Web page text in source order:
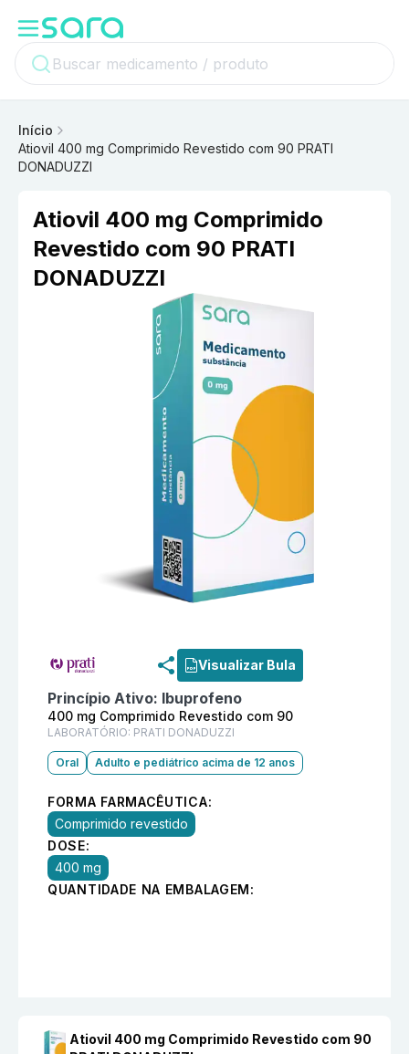
Início
Atiovil 400 mg Comprimido Revestido com 90 PRATI
DONADUZZI
Atiovil 400 mg Comprimido
Revestido com 90 PRATI
DONADUZZI
Visualizar Bula
Princípio Ativo: Ibuprofeno
400 mg Comprimido Revestido com 90
LABORATÓRIO: PRATI DONADUZZI
Oral Adulto e pediátrico acima de 12 anos
FORMA FARMACÊUTICA:
Comprimido revestido
DOSE:
400 mg
QUANTIDADE NA EMBALAGEM:
Atiovil 400 mg Comprimido Revestido com 90